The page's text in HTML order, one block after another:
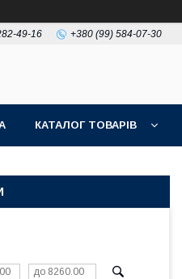
49-16 +380 (99) 584-07-30
КАТАЛОГ ТОВАРІВ